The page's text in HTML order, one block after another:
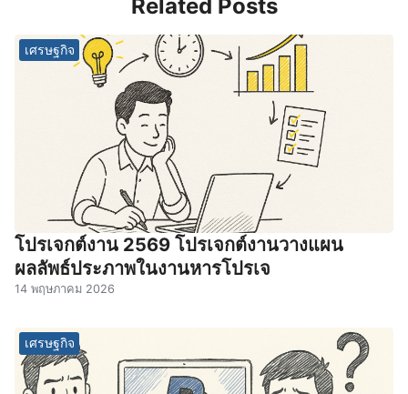
Related Posts
เศรษฐกิจ
โปรเจกต์งาน 2569 โปรเจกต์งานวางแผน
ผลลัพธ์ประภาพในงานหารโปรเจ
14 พฤษภาคม 2026
เศรษฐกิจ